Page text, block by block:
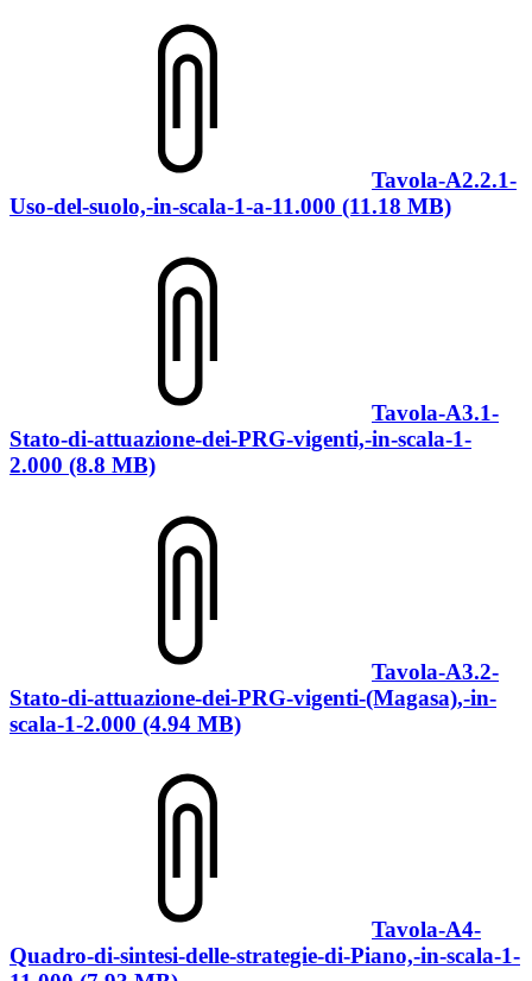
Tavola-A2.2.1-
Uso-del-suolo,-in-scala-1-a-11.000 (11.18 MB)
Tavola-A3.1-
Stato-di-attuazione-dei-PRG-vigenti,-in-scala-1-
2.000 (8.8 MB)
Tavola-A3.2-
Stato-di-attuazione-dei-PRG-vigenti-(Magasa),-in-
scala-1-2.000 (4.94 MB)
Tavola-A4-
Quadro-di-sintesi-delle-strategie-di-Piano,-in-scala-1-